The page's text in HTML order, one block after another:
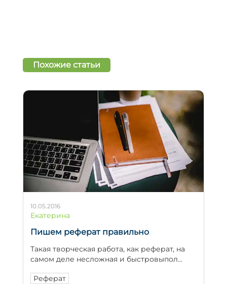
Похожие статьи
10.05.2016
Екатерина
Пишем реферат правильно
Такая творческая работа, как реферат, на
самом деле несложная и быстровыпол...
Реферат